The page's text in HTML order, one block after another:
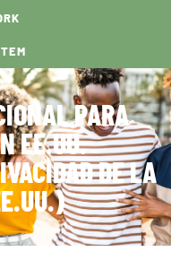
PARA
EE.UU.
DE LA